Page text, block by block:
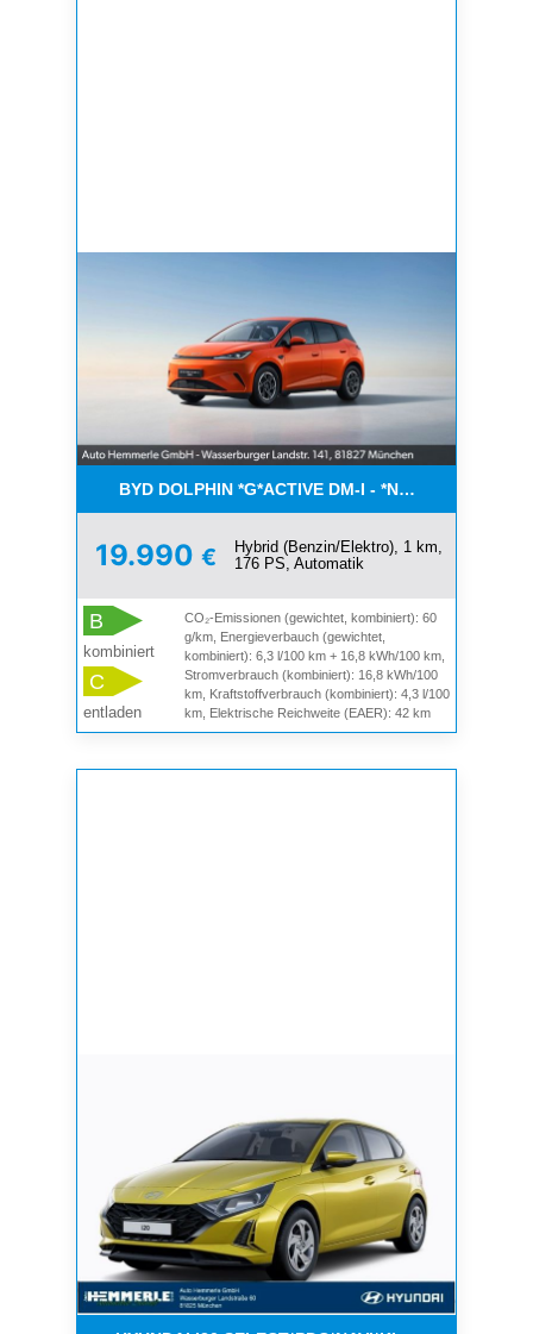
BYD DOLPHIN *G*ACTIVE DM-I - *NEUER BYD*
19.990 €
Hybrid (Benzin/Elektro), 1 km,
176 PS, Automatik
B
kombiniert
C
entladen
CO₂-Emissionen (gewichtet, kombiniert): 60
g/km, Energieverbauch (gewichtet,
kombiniert): 6,3 l/100 km + 16,8 kWh/100 km,
Stromverbrauch (kombiniert): 16,8 kWh/100
km, Kraftstoffverbrauch (kombiniert): 4,3 l/100
km, Elektrische Reichweite (EAER): 42 km